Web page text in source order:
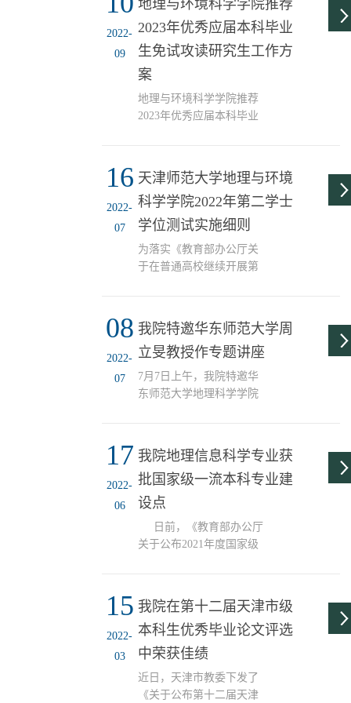
区举行。在我院莫训强、
梁玉斌、王海涛三位老师
的指导下，地理科学（师
获二等奖，莫训强获优秀
指导教师。参赛选手和指
导教师 本次大赛共吸引了
在校学生组作品418件。经
过大赛组委会的初审与终
评，共遴选出155...
2022-
09
地理与环境科学学院推荐
2023年优秀应届本科毕业
生免试攻读研究生工作方
案
地理与环境科学学院推荐
2023年优秀应届本科毕业
生免试攻读研究生（以下
简称推免）是研究生多元
招生体系的重要组成部
分，是加强拔尖创新人才
量的重要举措，也是促进
和激励在校本科生勤奋学
衡量、以德为先、科学遴
分保障学生自主报考，充
分保障学生申诉渠道畅
通。按照《天津师范大学
16
2022-
07
天津师范大学地理与环境
科学学院2022年第二学士
学位测试实施细则
为落实《教育部办公厅关
于在普通高校继续开展第
和《教育部办公厅关于进
一步做好第二学士学位教
育有关工作的通知》（教
高厅函〔2021〕8号）文件
精神，给予高校毕业生更
2022年第二学士学位测试
工作的通知》和《天津师
位测试及录取工作方
案》，结合我院2022年第
二学士学位招生工作，特
08
2022-
07
我院特邀华东师范大学周
立旻教授作专题讲座
7月7日上午，我院特邀华
东师范大学地理科学学院
建地理学课程思政体系”的
专题学术讲座，我院全体
教师通过线上线下方式参
加了本次讲座活动。周教
改革的背景，结合专业类
课程思政的设计、野外实
何围绕地理学专业特色，
野外实践教学课程体系。
周教授提出高水平科研支
撑应该成为高校课程...
17
2022-
06
我院地理信息科学专业获
批国家级一流本科专业建
设点
日前，《教育部办公厅
关于公布2021年度国家级
院地理信息科学专业入选
国家级一流本科专业建设
点。这是继我院地理科学
专业国家级一流本科专业
设的又一重大突破。 我
院1993年开设GIS课程，
15
2022-
03
我院在第十二届天津市级
本科生优秀毕业论文评选
中荣获佳绩
近日，天津市教委下发了
《关于公布第十二届天津